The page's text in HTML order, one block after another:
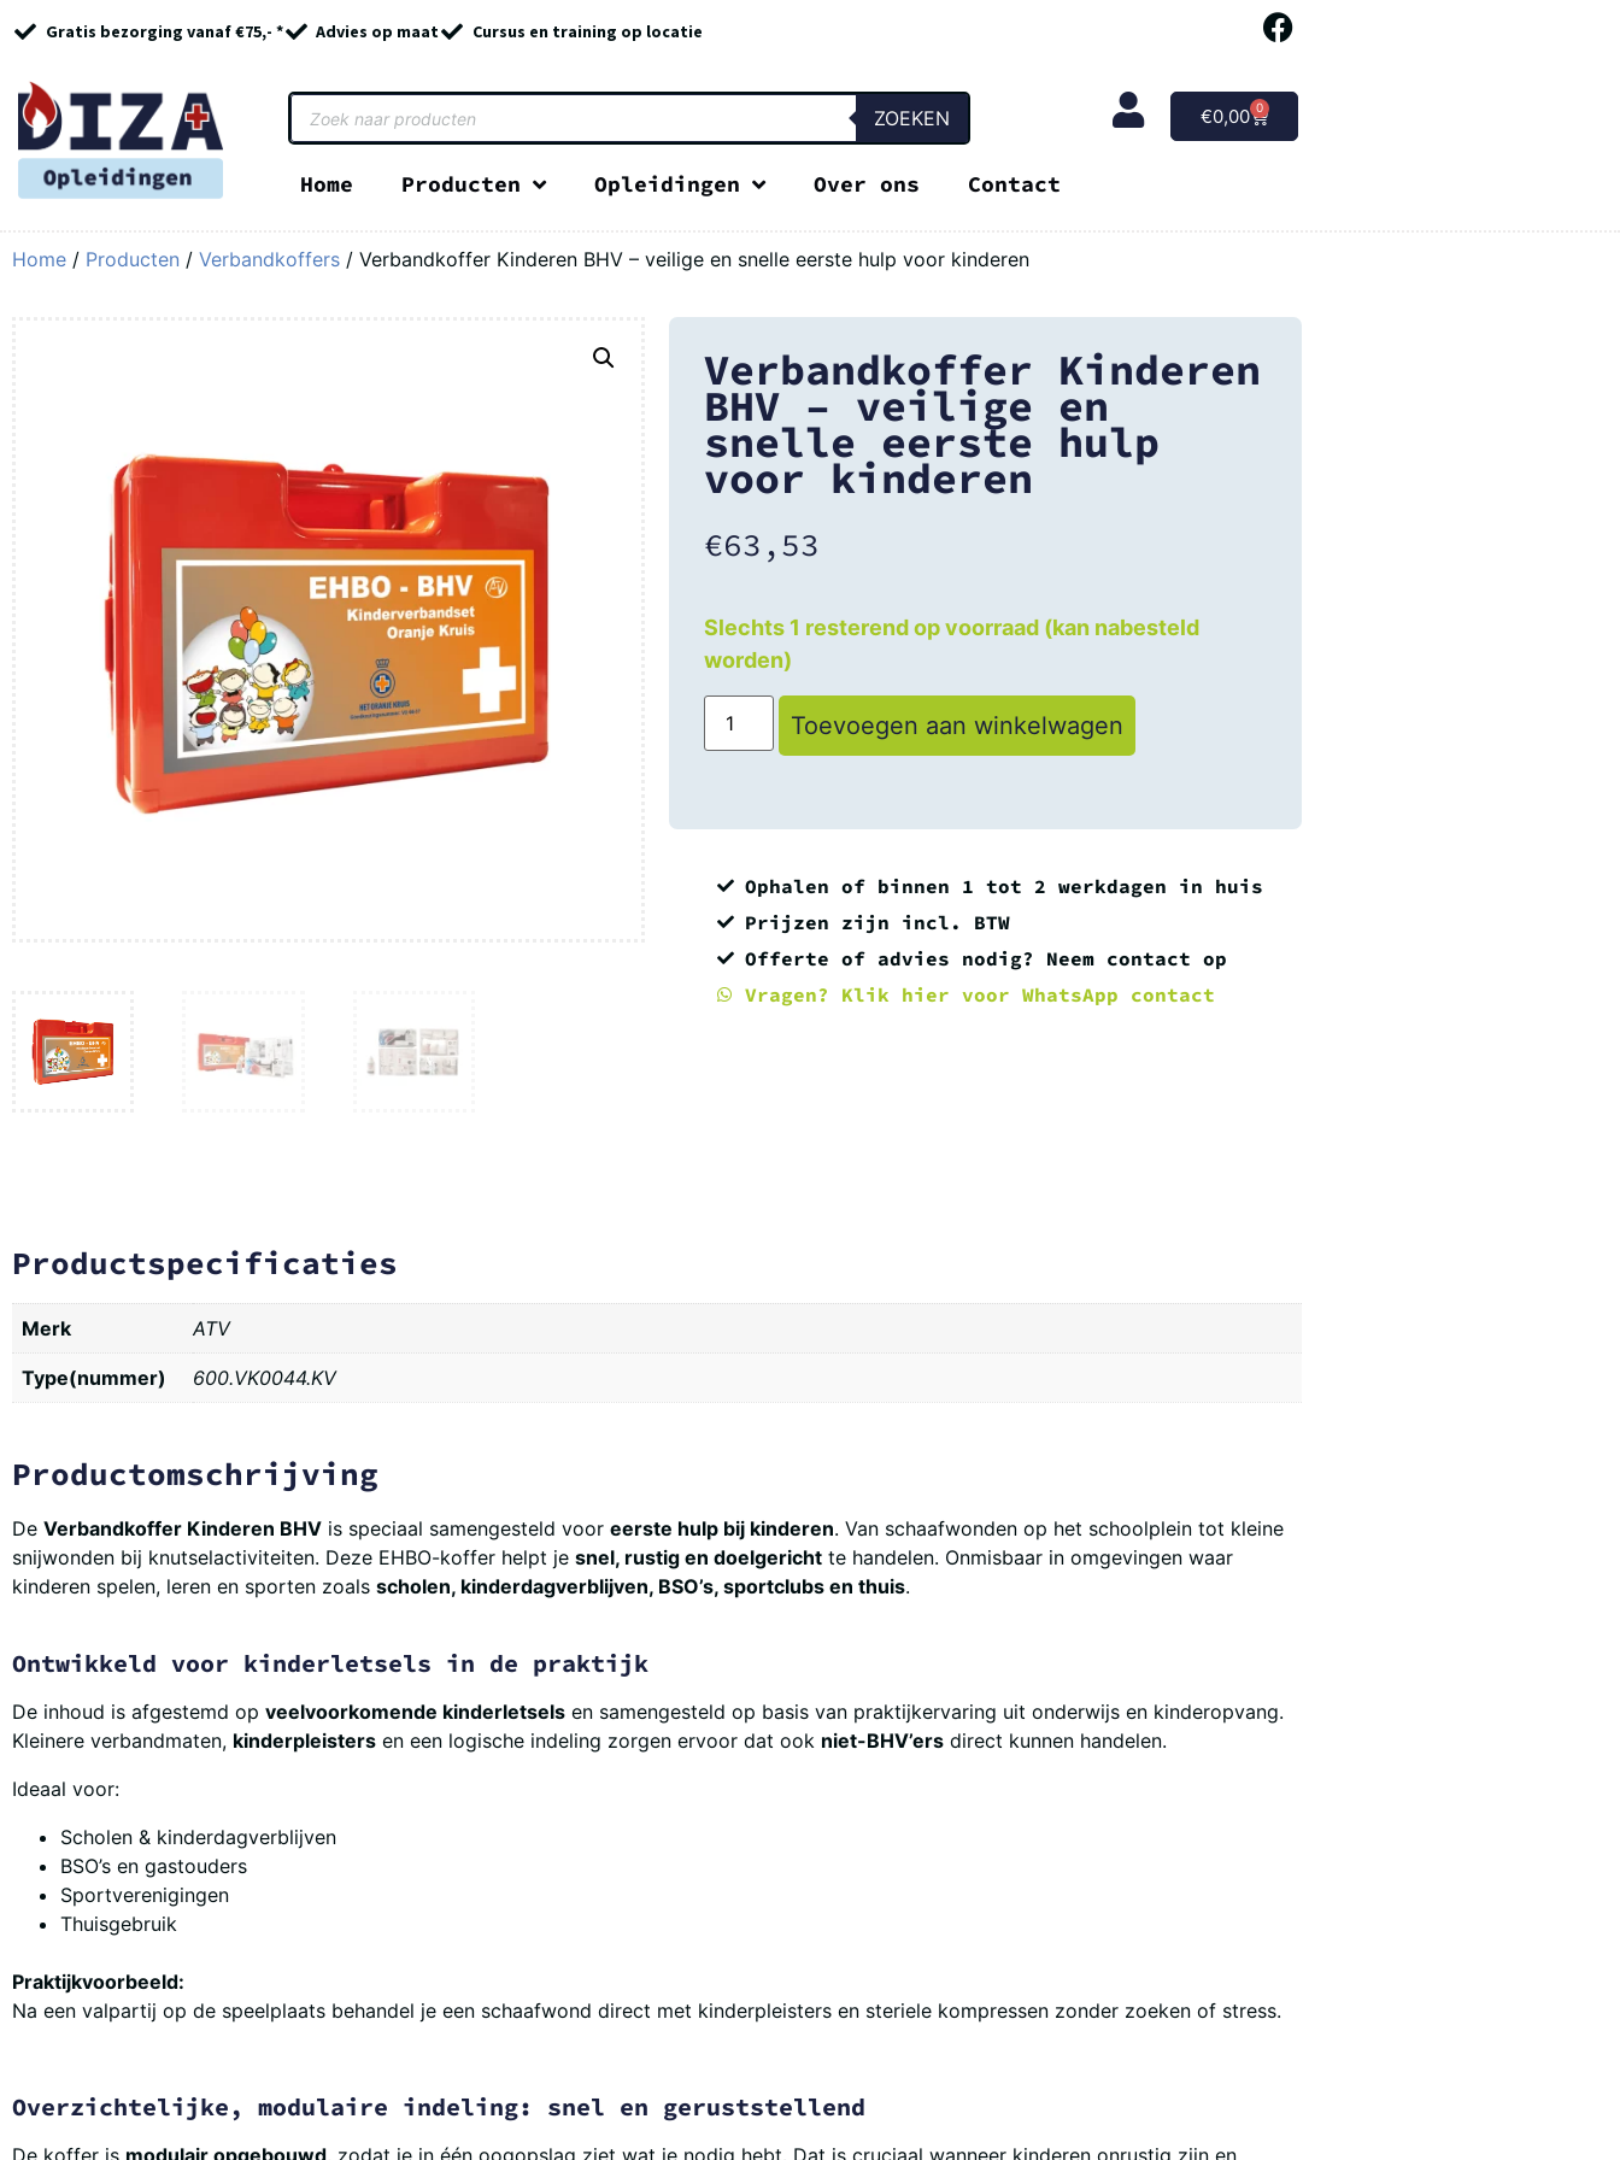
Gratis bezorging vanaf €75,- * Advies op maat Cursus en training op locatie
ZOEKEN €0,00 0
Home Producten Opleidingen Over ons Contact
Home / Producten / Verbandkoffers / Verbandkoffer Kinderen BHV – veilige en snelle eerste hulp voor kinderen
Verbandkoffer Kinderen
BHV – veilige en
snelle eerste hulp
voor kinderen
€63,53
Slechts 1 resterend op voorraad (kan nabesteld
worden)
Toevoegen aan winkelwagen
Ophalen of binnen 1 tot 2 werkdagen in huis
Prijzen zijn incl. BTW
Offerte of advies nodig? Neem contact op
Vragen? Klik hier voor WhatsApp contact
Productspecificaties
Merk ATV
Type(nummer) 600.VK0044.KV
Productomschrijving
De Verbandkoffer Kinderen BHV is speciaal samengesteld voor eerste hulp bij kinderen. Van schaafwonden op het schoolplein tot kleine
snijwonden bij knutselactiviteiten. Deze EHBO-koffer helpt je snel, rustig en doelgericht te handelen. Onmisbaar in omgevingen waar
kinderen spelen, leren en sporten zoals scholen, kinderdagverblijven, BSO’s, sportclubs en thuis.
Ontwikkeld voor kinderletsels in de praktijk
De inhoud is afgestemd op veelvoorkomende kinderletsels en samengesteld op basis van praktijkervaring uit onderwijs en kinderopvang.
Kleinere verbandmaten, kinderpleisters en een logische indeling zorgen ervoor dat ook niet-BHV’ers direct kunnen handelen.
Ideaal voor:
Scholen & kinderdagverblijven
BSO’s en gastouders
Sportverenigingen
Thuisgebruik
Praktijkvoorbeeld:
Na een valpartij op de speelplaats behandel je een schaafwond direct met kinderpleisters en steriele kompressen zonder zoeken of stress.
Overzichtelijke, modulaire indeling: snel en geruststellend